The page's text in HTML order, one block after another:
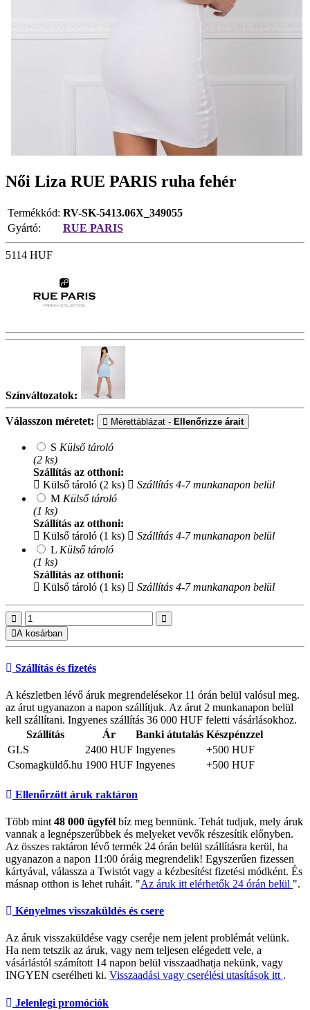
Női Liza RUE PARIS ruha fehér
Termékkód: RV-SK-5413.06X_349055
Gyártó:
RUE PARIS
5114 HUF
Színváltozatok:
Válasszon méretet: Mérettáblázat - Ellenőrizze árait
S Külső tároló
(2 ks)
Szállítás az otthoni:
Külső tároló (2 ks)
Szállítás 4-7 munkanapon belül
M Külső tároló
(1 ks)
Szállítás az otthoni:
Külső tároló (1 ks)
Szállítás 4-7 munkanapon belül
L Külső tároló
(1 ks)
Szállítás az otthoni:
Külső tároló (1 ks)
Szállítás 4-7 munkanapon belül
A kosárban
Szállítás és fizetés
A készletben lévő áruk megrendelésekor 11 órán belül valósul meg.
az árut ugyanazon a napon szállítjuk. Az árut 2 munkanapon belül
kell szállítani. Ingyenes szállítás 36 000 HUF feletti vásárlásokhoz.
Szállítás
Ár Banki átutalás Készpénzzel
GLS
2400 HUF Ingyenes
+500 HUF
Csomagküldő.hu 1900 HUF Ingyenes +500 HUF
Ellenőrzött áruk raktáron
Több mint 48 000 ügyfél bíz meg bennünk. Tehát tudjuk, mely áruk
vannak a legnépszerűbbek és melyeket vevők részesítik előnyben.
Az összes raktáron lévő termék 24 órán belül szállításra kerül, ha
ugyanazon a napon 11:00 óráig megrendelik! Egyszerűen fizessen
kártyával, válassza a Twistót vagy a kézbesítést fizetési módként. És
másnap otthon is lehet ruháit. "Az áruk itt elérhetők 24 órán belül ".
Kényelmes visszaküldés és csere
Az áruk visszaküldése vagy cseréje nem jelent problémát velünk.
Ha nem tetszik az áruk, vagy nem teljesen elégedett vele, a
vásárlástól számított 14 napon belül visszaadhatja nekünk, vagy
INGYEN cserélheti ki. Visszaadási vagy cserélési utasítások itt .
Jelenlegi promóciók